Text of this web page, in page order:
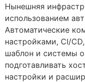
Нынешняя
использованием
Автоматические
настройками, CI/
шаблон и системы
подготавливать
настройки и